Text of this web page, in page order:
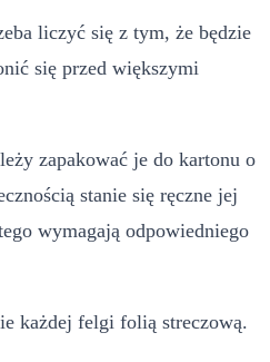
liczyć się z tym, że będzie
się przed większymi
zapakować je do kartonu o
stanie się ręczne jej
wymagają odpowiedniego
każdej felgi folią streczową.